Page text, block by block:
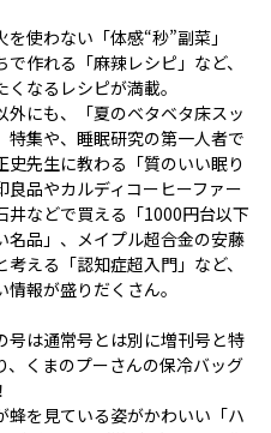
を使わない「体感“秒”副菜」
で作れる「麻辣レシピ」など、
くなるレシピが満載。
外にも、「夏のベタベタ床スッ
特集や、睡眠研究の第一人者で
史先生に教わる「質のいい眠り
良品やカルディコーヒーファー
井などで買える「1000円台以下
名品」、メイプル超合金の安藤
考える「認知症超入門」など、
情報が盛りだくさん。
号は通常号とは別に増刊号と特
、くまのプーさんの保冷バッグ
蜂を見ている姿がかわいい「ハ